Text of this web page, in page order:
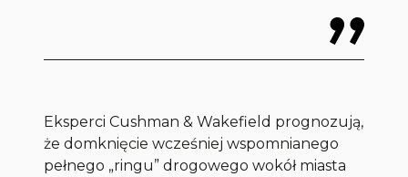
Eksperci Cushman & Wakefield prognozują,
że domknięcie wcześniej wspomnianego
pełnego „ringu” drogowego wokół miasta